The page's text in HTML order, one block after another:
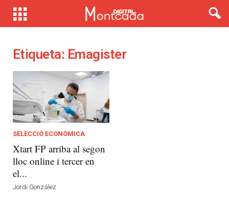
Etiqueta: Emagister
SELECCIÓ ECONÒMICA
Xtart FP arriba al segon
lloc online i tercer en
el...
Jordi González